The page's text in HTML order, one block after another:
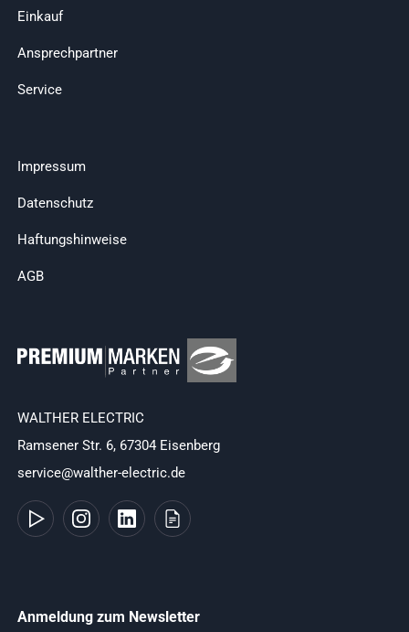
Einkauf
Ansprechpartner
Service
Impressum
Datenschutz
Haftungshinweise
AGB
WALTHER ELECTRIC
Ramsener Str. 6, 67304 Eisenberg
service@walther-electric.de
Anmeldung zum Newsletter